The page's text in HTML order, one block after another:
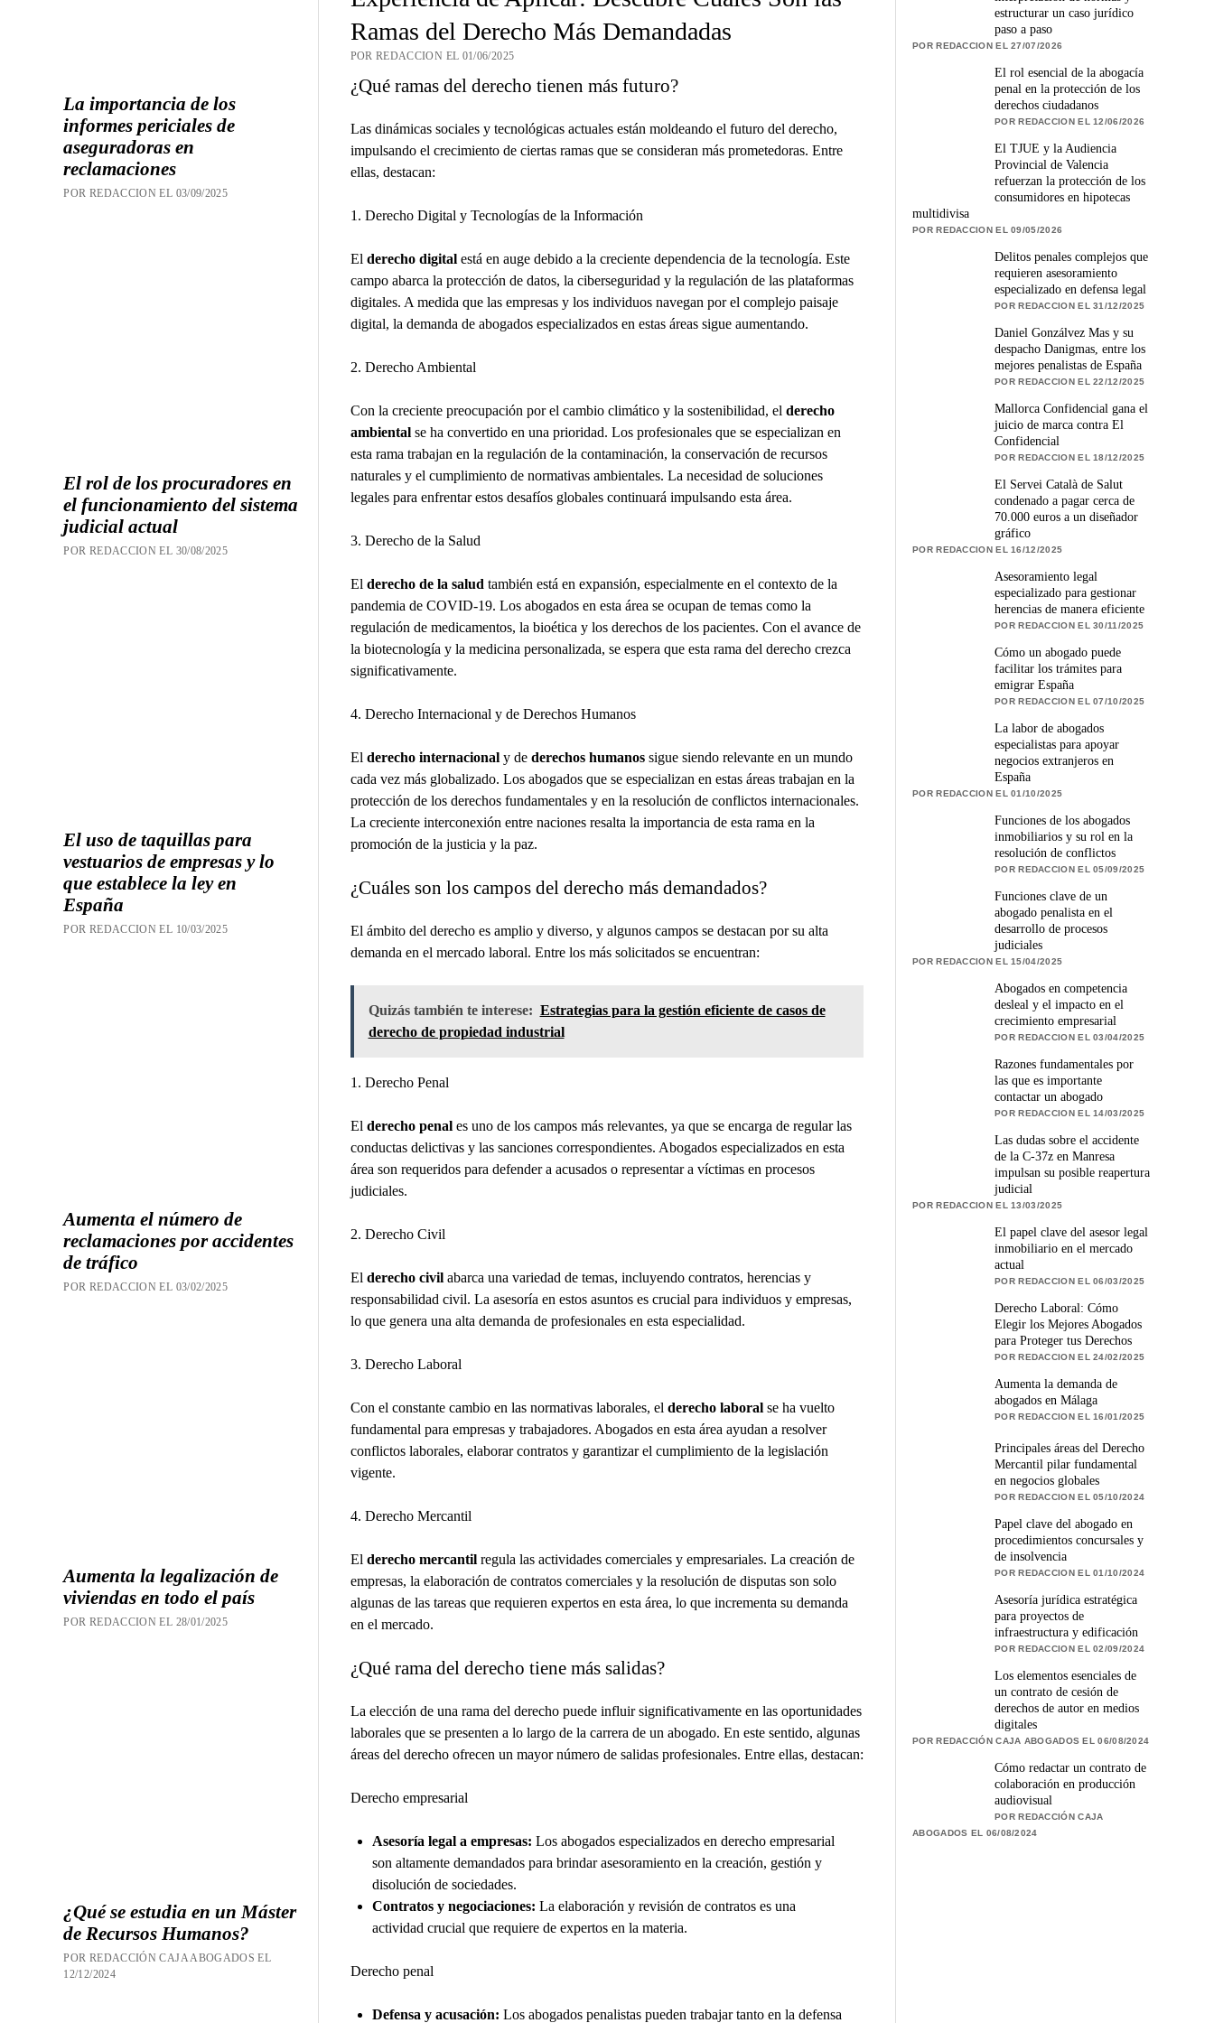
La importancia de los
informes periciales de
aseguradoras en
reclamaciones
POR REDACCION EL 03/09/2025
El rol de los procuradores en
el funcionamiento del sistema
judicial actual
POR REDACCION EL 30/08/2025
El uso de taquillas para
vestuarios de empresas y lo
que establece la ley en
España
POR REDACCION EL 10/03/2025
Aumenta el número de
reclamaciones por accidentes
de tráfico
POR REDACCION EL 03/02/2025
Aumenta la legalización de
viviendas en todo el país
POR REDACCION EL 28/01/2025
¿Qué se estudia en un Máster
de Recursos Humanos?
POR REDACCIÓN CAJA ABOGADOS EL
12/12/2024
Ramas del Derecho Más Demandadas
POR REDACCION EL 01/06/2025
¿Qué ramas del derecho tienen más futuro?
Las dinámicas sociales y tecnológicas actuales están moldeando el futuro del derecho,
impulsando el crecimiento de ciertas ramas que se consideran más prometedoras. Entre
ellas, destacan:
1. Derecho Digital y Tecnologías de la Información
El derecho digitalestá en auge debido a la creciente dependencia de la tecnología. Este
campo abarca la protección de datos, la ciberseguridad y la regulación de las plataformas
digitales. A medida que las empresas y los individuos navegan por el complejo paisaje
digital, la demanda de abogados especializados en estas áreas sigue aumentando.
2. Derecho Ambiental
Con la creciente preocupación por el cambio climático y la sostenibilidad, el derecho
ambientalse ha convertido en una prioridad. Los profesionales que se especializan en
esta rama trabajan en la regulación de la contaminación, la conservación de recursos
naturales y el cumplimiento de normativas ambientales. La necesidad de soluciones
legales para enfrentar estos desafíos globales continuará impulsando esta área.
3. Derecho de la Salud
El derecho de la salud también está en expansión, especialmente en el contexto de la
pandemia de COVID-19. Los abogados en esta área se ocupan de temas como la
regulación de medicamentos, la bioética y los derechos de los pacientes. Con el avance de
la biotecnología y la medicina personalizada, se espera que esta rama del derecho crezca
significativamente.
4. Derecho Internacional y de Derechos Humanos
El derecho internacionaly de derechos humanossigue siendo relevante en un mundo
cada vez más globalizado. Los abogados que se especializan en estas áreas trabajan en la
protección de los derechos fundamentales y en la resolución de conflictos internacionales.
La creciente interconexión entre naciones resalta la importancia de esta rama en la
promoción de la justicia y la paz.
¿Cuáles son los campos del derecho más demandados?
El ámbito del derecho es amplio y diverso, y algunos campos se destacan por su alta
demanda en el mercado laboral. Entre los más solicitados se encuentran:
Quizás también te interese: Estrategias para la gestión eficiente de casos de
derecho de propiedad industrial
1. Derecho Penal
El derecho penales uno de los campos más relevantes, ya que se encarga de regular las
conductas delictivas y las sanciones correspondientes. Abogados especializados en esta
área son requeridos para defender a acusados o representar a víctimas en procesos
judiciales.
2. Derecho Civil
El derecho civilabarca una variedad de temas, incluyendo contratos, herencias y
responsabilidad civil. La asesoría en estos asuntos es crucial para individuos y empresas,
lo que genera una alta demanda de profesionales en esta especialidad.
3. Derecho Laboral
Con el constante cambio en las normativas laborales, el derecho laboralse ha vuelto
fundamental para empresas y trabajadores. Abogados en esta área ayudan a resolver
conflictos laborales, elaborar contratos y garantizar el cumplimiento de la legislación
vigente.
4. Derecho Mercantil
El derecho mercantilregula las actividades comerciales y empresariales. La creación de
empresas, la elaboración de contratos comerciales y la resolución de disputas son solo
algunas de las tareas que requieren expertos en esta área, lo que incrementa su demanda
en el mercado.
¿Qué rama del derecho tiene más salidas?
La elección de una rama del derecho puede influir significativamente en las oportunidades
laborales que se presenten a lo largo de la carrera de un abogado. En este sentido, algunas
áreas del derecho ofrecen un mayor número de salidas profesionales. Entre ellas, destacan:
Derecho empresarial
Asesoría legal a empresas: Los abogados especializados en derecho empresarial
son altamente demandados para brindar asesoramiento en la creación, gestión y
disolución de sociedades.
Contratos y negociaciones: La elaboración y revisión de contratos es una
actividad crucial que requiere de expertos en la materia.
Derecho penal
Defensa y acusación: Los abogados penalistas pueden trabajar tanto en la defensa
estructurar un caso jurídico
paso a paso
POR REDACCION EL 27/07/2026
El rol esencial de la abogacía
penal en la protección de los
derechos ciudadanos
POR REDACCION EL 12/06/2026
El TJUE y la Audiencia
Provincial de Valencia
refuerzan la protección de los
consumidores en hipotecas
multidivisa
POR REDACCION EL 09/05/2026
Delitos penales complejos que
requieren asesoramiento
especializado en defensa legal
POR REDACCION EL 31/12/2025
Daniel Gonzálvez Mas y su
despacho Danigmas, entre los
mejores penalistas de España
POR REDACCION EL 22/12/2025
Mallorca Confidencial gana el
juicio de marca contra El
Confidencial
POR REDACCION EL 18/12/2025
El Servei Català de Salut
condenado a pagar cerca de
70.000 euros a un diseñador
gráfico
POR REDACCION EL 16/12/2025
Asesoramiento legal
especializado para gestionar
herencias de manera eficiente
POR REDACCION EL 30/11/2025
Cómo un abogado puede
facilitar los trámites para
emigrar España
POR REDACCION EL 07/10/2025
La labor de abogados
especialistas para apoyar
negocios extranjeros en
España
POR REDACCION EL 01/10/2025
Funciones de los abogados
inmobiliarios y su rol en la
resolución de conflictos
POR REDACCION EL 05/09/2025
Funciones clave de un
abogado penalista en el
desarrollo de procesos
judiciales
POR REDACCION EL 15/04/2025
Abogados en competencia
desleal y el impacto en el
crecimiento empresarial
POR REDACCION EL 03/04/2025
Razones fundamentales por
las que es importante
contactar un abogado
POR REDACCION EL 14/03/2025
Las dudas sobre el accidente
de la C-37z en Manresa
impulsan su posible reapertura
judicial
POR REDACCION EL 13/03/2025
El papel clave del asesor legal
inmobiliario en el mercado
actual
POR REDACCION EL 06/03/2025
Derecho Laboral: Cómo
Elegir los Mejores Abogados
para Proteger tus Derechos
POR REDACCION EL 24/02/2025
Aumenta la demanda de
abogados en Málaga
POR REDACCION EL 16/01/2025
Principales áreas del Derecho
Mercantil pilar fundamental
en negocios globales
POR REDACCION EL 05/10/2024
Papel clave del abogado en
procedimientos concursales y
de insolvencia
POR REDACCION EL 01/10/2024
Asesoría jurídica estratégica
para proyectos de
infraestructura y edificación
POR REDACCION EL 02/09/2024
Los elementos esenciales de
un contrato de cesión de
derechos de autor en medios
digitales
POR REDACCIÓN CAJA ABOGADOS EL 06/08/2024
Cómo redactar un contrato de
colaboración en producción
audiovisual
POR REDACCIÓN CAJA
ABOGADOS EL 06/08/2024